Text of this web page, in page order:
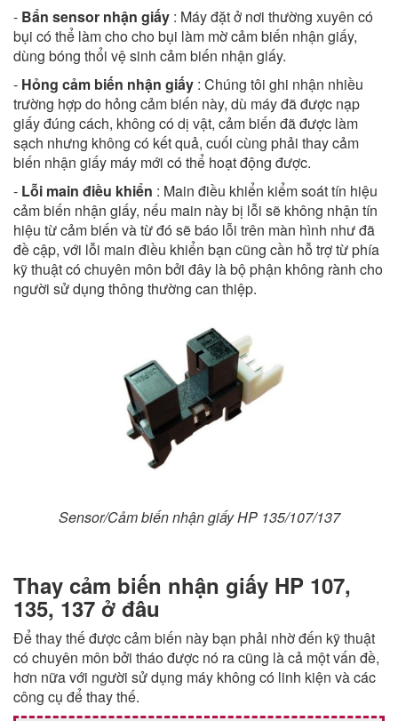
- Bẩn sensor nhận giấy : Máy đặt ở nơi thường xuyên có
bụi có thể làm cho cho bụi làm mờ cảm biến nhận giấy,
dùng bóng thổi vệ sinh cảm biến nhận giấy.
- Hỏng cảm biến nhận giấy : Chúng tôi ghi nhận nhiều
trường hợp do hỏng cảm biến này, dù máy đã được nạp
giấy đúng cách, không có dị vật, cảm biến đã được làm
sạch nhưng không có kết quả, cuối cùng phải thay cảm
biến nhận giấy máy mới có thể hoạt động được.
- Lỗi main điều khiển : Main điều khiển kiểm soát tín hiệu
cảm biến nhận giấy, nếu main này bị lỗi sẽ không nhận tín
hiệu từ cảm biến và từ đó sẽ báo lỗi trên màn hình như đã
đề cập, với lỗi main điều khiển bạn cũng cần hỗ trợ từ phía
kỹ thuật có chuyên môn bởi đây là bộ phận không rành cho
người sử dụng thông thường can thiệp.
Sensor/Cảm biến nhận giấy HP 135/107/137
Thay cảm biến nhận giấy HP 107,
135, 137 ở đâu
Để thay thế được cảm biến này bạn phải nhờ đến kỹ thuật
có chuyên môn bởi tháo được nó ra cũng là cả một vấn đề,
hơn nữa với người sử dụng máy không có linh kiện và các
công cụ để thay thế.